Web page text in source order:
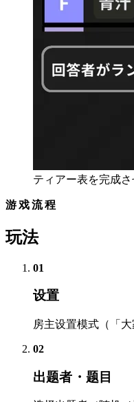
ティアー表を完成さ
游戏流程
玩法
01
设置
房主设置模式（「
02
出题者・题目